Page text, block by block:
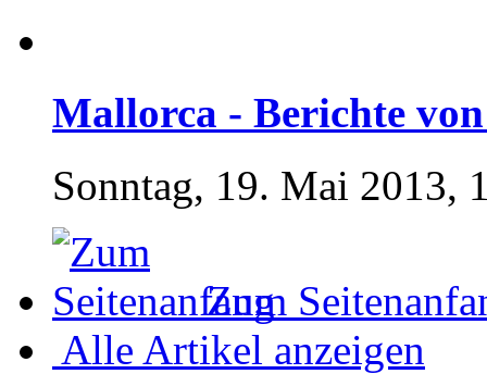
Mallorca - Berichte
Sonntag, 19. Mai 2013,
Zum
Alle Artikel anzeigen